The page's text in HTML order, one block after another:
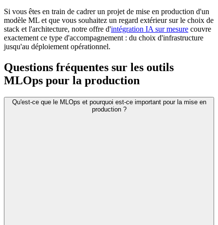
Si vous êtes en train de cadrer un projet de mise en production d'un
modèle ML et que vous souhaitez un regard extérieur sur le choix de
stack et l'architecture, notre offre d'intégration IA sur mesure couvre
exactement ce type d'accompagnement : du choix d'infrastructure
jusqu'au déploiement opérationnel.
Questions fréquentes sur les outils
MLOps pour la production
Qu'est-ce que le MLOps et pourquoi est-ce important pour la mise en
production ?